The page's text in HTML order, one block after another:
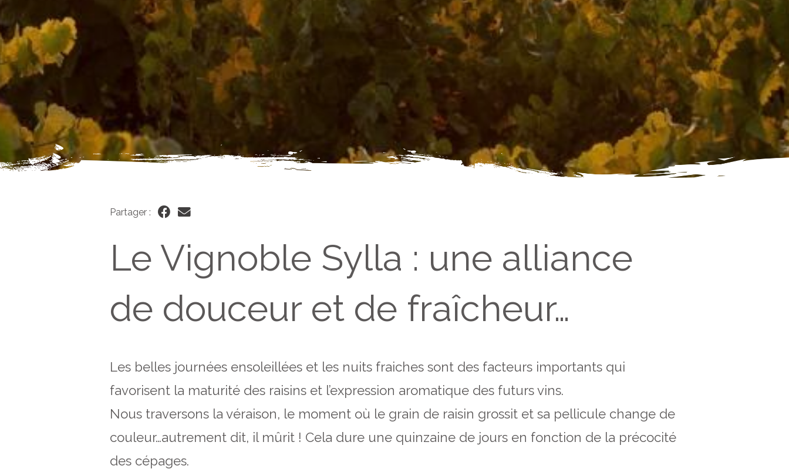
Partager :
Le Vignoble Sylla : une alliance
de douceur et de fraîcheur…
Les belles journées ensoleillées et les nuits fraiches sont des facteurs importants qui
favorisent la maturité des raisins et l’expression aromatique des futurs vins.
Nous traversons la véraison, le moment où le grain de raisin grossit et sa pellicule change de
couleur…autrement dit, il mûrit ! Cela dure une quinzaine de jours en fonction de la précocité
des cépages.